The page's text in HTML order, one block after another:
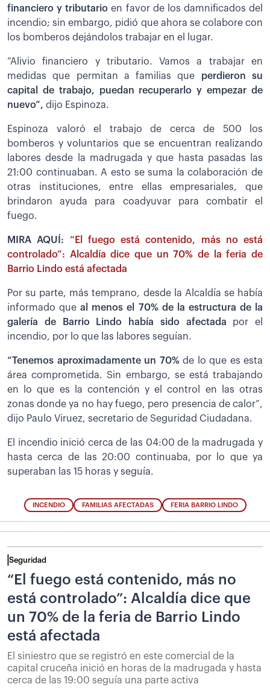
financiero y tributarioen favor de los damnificados del
incendio; sin embargo, pidió que ahora se colabore con
los bomberos dejándolos trabajar en el lugar.
”Alivio financiero y tributario. Vamos a trabajar en
medidas que permitan a familias que perdieron su
capital de trabajo, puedan recuperarlo y empezar de
nuevo”, dijo Espinoza.
Espinoza valoró el trabajo de cerca de 500 los
bomberos y voluntarios que se encuentran realizando
labores desde la madrugada y que hasta pasadas las
21:00 continuaban. A esto se suma la colaboración de
otras instituciones, entre ellas empresariales, que
brindaron ayuda para coadyuvar para combatir el
fuego.
MIRA AQUÍ: “El fuego está contenido, más no está
controlado”: Alcaldía dice que un 70% de la feria de
Barrio Lindo está afectada
Por su parte, más temprano, desde la Alcaldía se había
informado queal menos el 70% de la estructura de la
galería de Barrio Lindo había sido afectada por el
incendio, por lo que las labores seguían.
“Tenemos aproximadamente un 70%de lo que es esta
área comprometida. Sin embargo, se está trabajando
en lo que es la contención y el control en las otras
zonas donde ya no hay fuego, pero presencia de calor”,
dijo Paulo Viruez, secretario de Seguridad Ciudadana.
El incendio inició cerca de las 04:00 de la madrugada y
hasta cerca de las 20:00 continuaba, por lo que ya
superaban las 15 horas y seguía.
INCENDIO FAMILIAS AFECTADAS FERIA BARRIO LINDO
Seguridad
“El fuego está contenido, más no
está controlado”: Alcaldía dice que
un 70% de la feria de Barrio Lindo
está afectada
El siniestro que se registró en este comercial de la
capital cruceña inició en horas de la madrugada y hasta
cerca de las 19:00 seguía una parte activa